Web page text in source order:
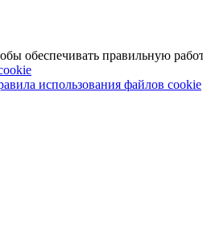
обеспечивать правильную
использования файлов cookie